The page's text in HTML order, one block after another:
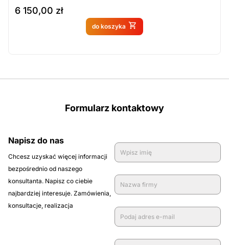
6 150,00 zł
do koszyka
Produkt dostępny na
Formularz kontaktowy
Napisz do nas
Chcesz uzyskać więcej informacji
bezpośrednio od naszego
konsultanta. Napisz co ciebie
najbardziej interesuje. Zamówienia,
konsultacje, realizacja